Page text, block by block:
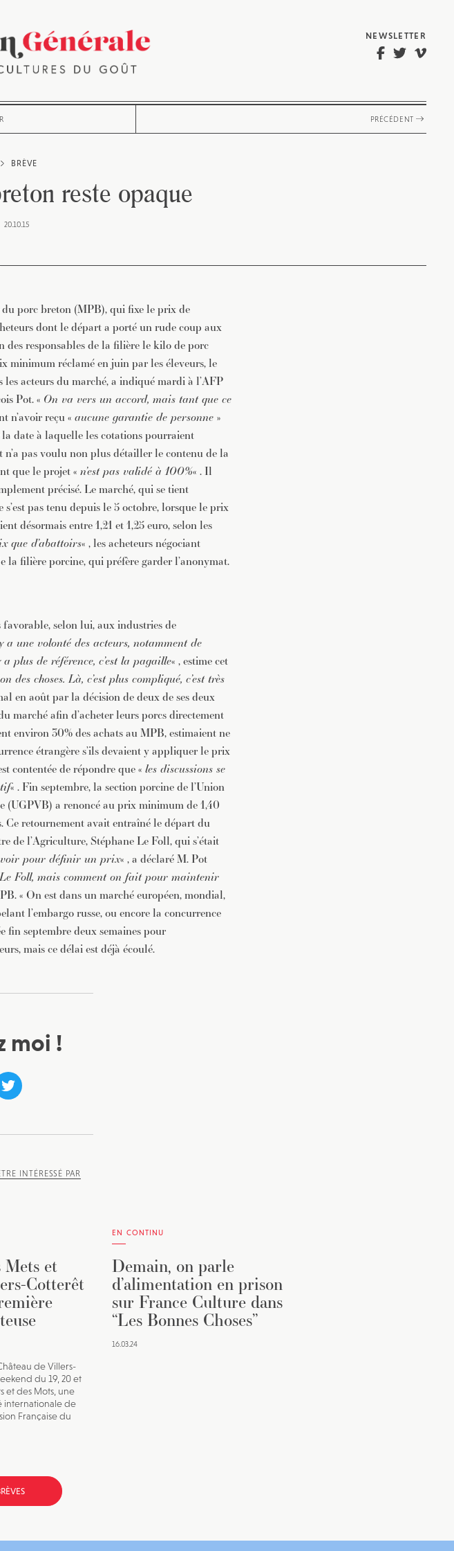
NEWSLETTER
PRÉCÉDENT
BRÈVE
reste opaque
20.10.15
du porc breton (MPB), qui fixe le prix de
dont le départ a porté un rude coup aux
des responsables de la filière le kilo de porc
minimum réclamé en juin par les éleveurs, le
acteurs du marché, a indiqué mardi à l’AFP
Pot. « On va vers un accord, mais tant que ce
n’avoir reçu « aucune garantie de personne »
date à laquelle les cotations pourraient
pas voulu non plus détailler le contenu de la
que le projet « n’est pas validé à 100%« . Il
précisé. Le marché, qui se tient
pas tenu depuis le 5 octobre, lorsque le prix
désormais entre 1,21 et 1,25 euro, selon les
que d’abattoirs« , les acheteurs négociant
la filière porcine, qui préfère garder l’anonymat.
favorable, selon lui, aux industries de
a une volonté des acteurs, notamment de
plus de référence, c’est la pagaille« , estime cet
choses. Là, c’est plus compliqué, c’est très
en août par la décision de deux de ses deux
marché afin d’acheter leurs porcs directement
environ 30% des achats au MPB, estimaient ne
étrangère s’ils devaient y appliquer le prix
contentée de répondre que « les discussions se
« . Fin septembre, la section porcine de l’Union
(UGPVB) a renoncé au prix minimum de 1,40
Ce retournement avait entraîné le départ du
de l’Agriculture, Stéphane Le Foll, qui s’était
pour définir un prix« , a déclaré M. Pot
Le Foll, mais comment on fait pour maintenir
« On est dans un marché européen, mondial,
l’embargo russe, ou encore la concurrence
fin septembre deux semaines pour
mais ce délai est déjà écoulé.
moi !
INTÉRESSÉ PAR
et
Cotterêt
de Villers-
du 19, 20 et
et des Mots, une
internationale de
Française du
EN CONTINU
Demain, on parle
d’alimentation en prison
sur France Culture dans
“Les Bonnes Choses”
16.03.24